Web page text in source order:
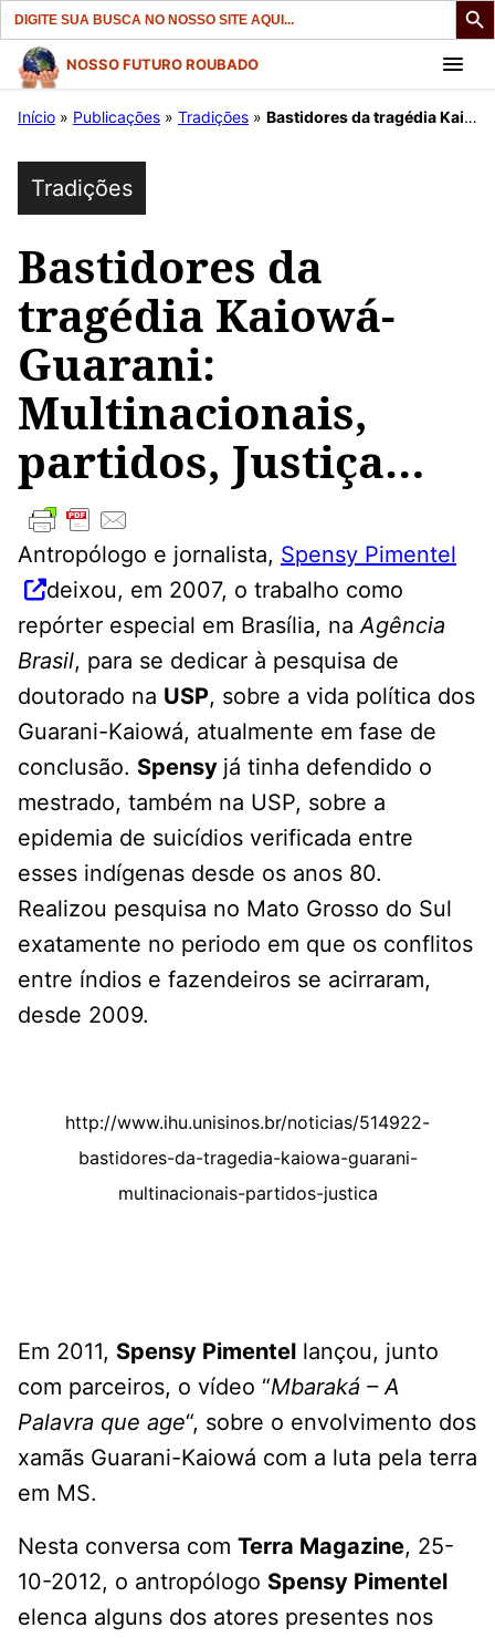
Search
for:
Pular
para
conteúdo
NOSSO FUTURO ROUBADO
Início » Publicações » Tradições » Bastidores da tragédia Kaiowá-Guarani: Multinacionais, partidos, Justiça…
Tradições
Bastidores da
tragédia Kaiowá-
Guarani:
Multinacionais,
partidos, Justiça…
Antropólogo e jornalista, Spensy Pimentel
deixou, em 2007, o trabalho como
repórter especial em Brasília, naAgência
Brasil, para se dedicar à pesquisa de
doutorado na USP, sobre a vida política dos
Guarani-Kaiowá, atualmente em fase de
conclusão. Spensy já tinha defendido o
mestrado, também na USP, sobre a
epidemia de suicídios verificada entre
esses indígenas desde os anos 80.
Realizou pesquisa no Mato Grosso do Sul
exatamente no periodo em que os conflitos
entre índios e fazendeiros se acirraram,
desde 2009.
http://www.ihu.unisinos.br/noticias/514922-
bastidores-da-tragedia-kaiowa-guarani-
multinacionais-partidos-justica
Em 2011, Spensy Pimentel lançou, junto
com parceiros, o vídeo “Mbaraká – A
Palavra que age“, sobre o envolvimento dos
xamãs Guarani-Kaiowá com a luta pela terra
em MS.
Nesta conversa com Terra Magazine, 25-
10-2012, o antropólogo Spensy Pimentel
elenca alguns dos atores presentes nos